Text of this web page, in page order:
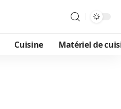
Cuisine Matériel de